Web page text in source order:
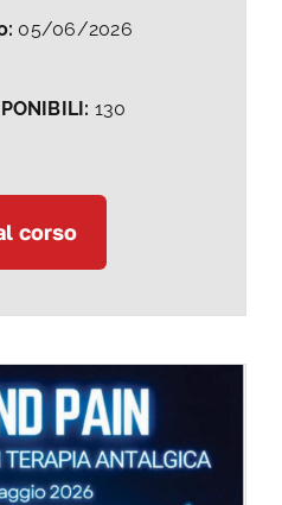
05/06/2026
130
corso